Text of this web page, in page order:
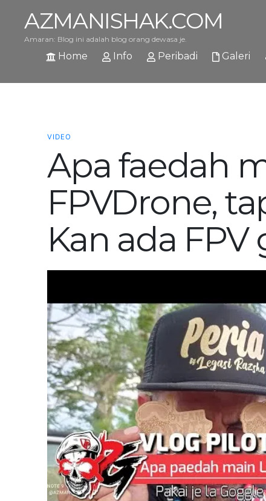
AZMANISHAK.COM
Amaran: Blog ini adalah blog orang dewasa je.
Home Info Peribadi Galeri
VIDEO
Apa faedah
FPVDrone,
Kan ada FPV